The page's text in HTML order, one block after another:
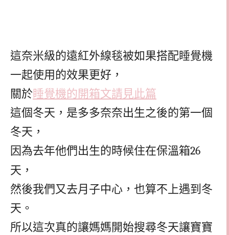
這奈米級的遠紅外線毯被如果搭配睡覺機
一起使用的效果更好，
關於睡覺機的開箱文請見此篇
這個冬天，是多多奈奈出生之後的第一個
冬天，
因為去年他們出生的時候住在保溫箱26
天，
然後我們又去月子中心，也算不上遇到冬
天。
所以這次真的讓媽媽開始搜尋冬天讓寶寶